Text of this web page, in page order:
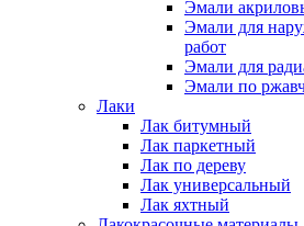
Эмали
Эмали для
работ
Эмали для
Эмали по
Лаки
Лак битумный
Лак паркетный
Лак по дереву
Лак универсальный
Лак яхтный